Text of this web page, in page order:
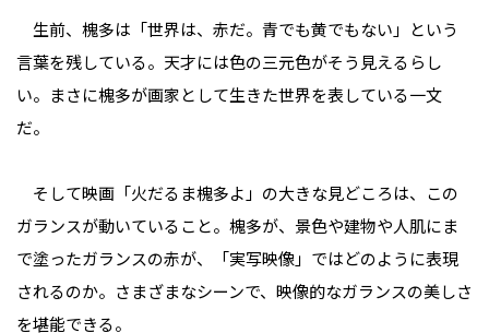
生前、槐多は「世界は、赤だ。青でも黄でもない」という
言葉を残している。天才には色の三元色がそう見えるらし
い。まさに槐多が画家として生きた世界を表している一文
だ。
そして映画「火だるま槐多よ」の大きな見どころは、この
ガランスが動いていること。槐多が、景色や建物や人肌にま
で塗ったガランスの赤が、「実写映像」ではどのように表現
されるのか。さまざまなシーンで、映像的なガランスの美しさ
を堪能できる。